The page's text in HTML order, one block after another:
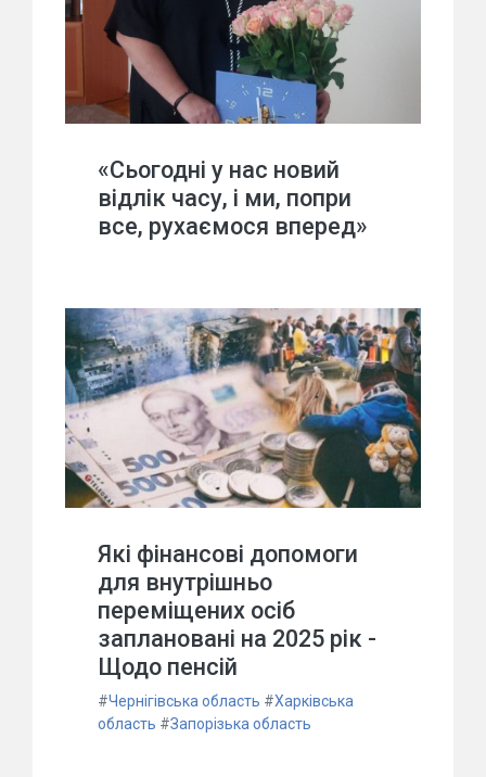
«Сьогодні у нас новий
відлік часу, і ми, попри
все, рухаємося вперед»
Які фінансові допомоги
для внутрішньо
переміщених осіб
заплановані на 2025 рік -
Щодо пенсій
#Чернігівська область #Харківська
область #Запорізька область